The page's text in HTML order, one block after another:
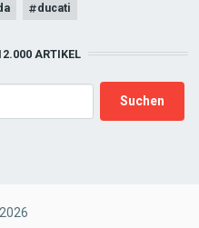
ducati
ARTIKEL